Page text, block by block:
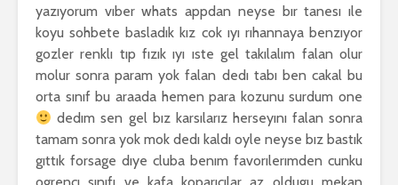
yazıyorum vıber whats appdan neyse bır tanesı ıle
koyu sohbete basladık kız cok ıyı rıhannaya benzıyor
gozler renklı tıp fızık ıyı ıste gel takılalım falan olur
molur sonra param yok falan dedı tabı ben cakal bu
orta sınıf bu araada hemen para kozunu surdum one
dedım sen gel bız karsılarız herseyını falan sonra
tamam sonra yok mok dedı kaldı oyle neyse bız bastık
gıttık forsage dıye cluba benım favorılerımden cunku